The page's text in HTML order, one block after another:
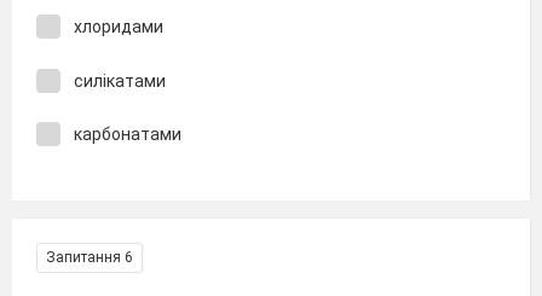
хлоридами
силікатами
карбонатами
Запитання 6